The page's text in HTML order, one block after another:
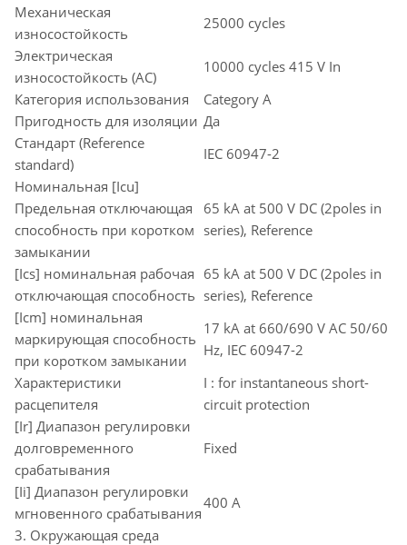
Механическая
износостойкость
25000 cycles
Электрическая
износостойкость (AC)
10000 cycles 415 V In
Категория использования
Category A
Пригодность для изоляции Да
Стандарт (Reference
standard)
IEC 60947-2
Номинальная [Icu]
Предельная отключающая
способность при коротком
замыкании
65 kA at 500 V DC (2poles in
series), Reference
[Ics] номинальная рабочая
отключающая способность
65 kA at 500 V DC (2poles in
series), Reference
[Icm] номинальная
маркирующая способность
при коротком замыкании
17 kA at 660/690 V AC 50/60
Hz, IEC 60947-2
Характеристики
расцепителя
I : for instantaneous short-
circuit protection
[Ir] Диапазон регулировки
долговременного
срабатывания
Fixed
[Ii] Диапазон регулировки
мгновенного срабатывания
400 A
3. Окружающая среда